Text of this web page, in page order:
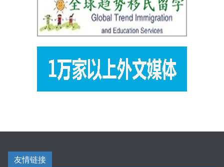
友情链接